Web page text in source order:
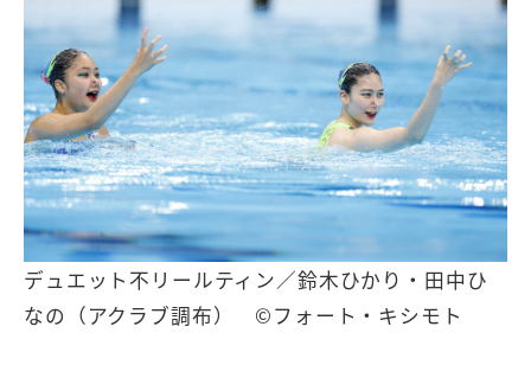
デュエット不リールティン／鈴木ひかり・田中ひ
なの（アクラブ調布） ©フォート・キシモト